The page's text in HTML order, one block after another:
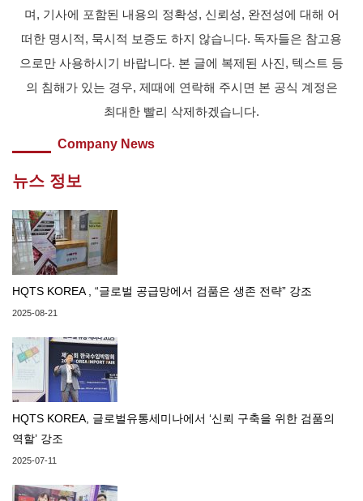
며, 기사에 포함된 내용의 정확성, 신뢰성, 완전성에 대해 어
떠한 명시적, 묵시적 보증도 하지 않습니다. 독자들은 참고용
으로만 사용하시기 바랍니다. 본 글에 복제된 사진, 텍스트 등
의 침해가 있는 경우, 제때에 연락해 주시면 본 공식 계정은
최대한 빨리 삭제하겠습니다.
Company News
뉴스 정보
HQTS KOREA , “글로벌 공급망에서 검품은 생존 전략” 강조
2025-08-21
HQTS KOREA, 글로벌유통세미나에서 ‘신뢰 구축을 위한 검품의
역할’ 강조
2025-07-11